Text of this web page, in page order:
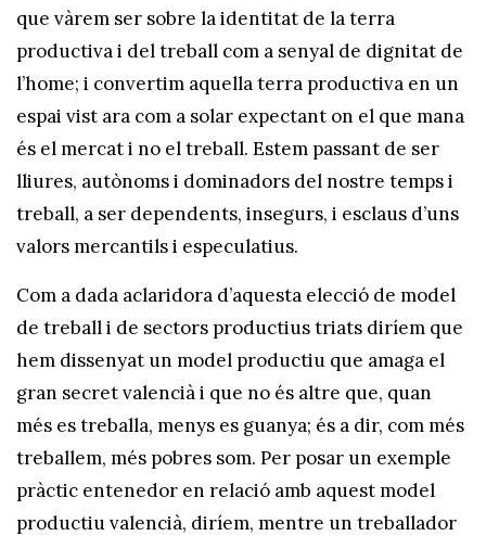
que vàrem ser sobre la identitat de la terra
productiva i del treball com a senyal de dignitat de
l’home; i convertim aquella terra productiva en un
espai vist ara com a solar expectant on el que mana
és el mercat i no el treball. Estem passant de ser
lliures, autònoms i dominadors del nostre temps i
treball, a ser dependents, insegurs, i esclaus d’uns
valors mercantils i especulatius.
Com a dada aclaridora d’aquesta elecció de model
de treball i de sectors productius triats diríem que
hem dissenyat un model productiu que amaga el
gran secret valencià i que no és altre que, quan
més es treballa, menys es guanya; és a dir, com més
treballem, més pobres som. Per posar un exemple
pràctic entenedor en relació amb aquest model
productiu valencià, diríem, mentre un treballador